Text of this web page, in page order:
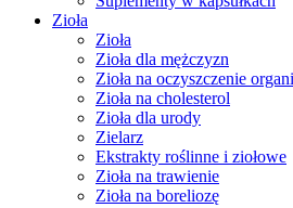
Zioła
Zioła
Zioła dla mężczyzn
Zioła na oczyszczenie
Zioła na cholesterol
Zioła dla urody
Zielarz
Ekstrakty roślinne i ziołowe
Zioła na trawienie
Zioła na boreliozę